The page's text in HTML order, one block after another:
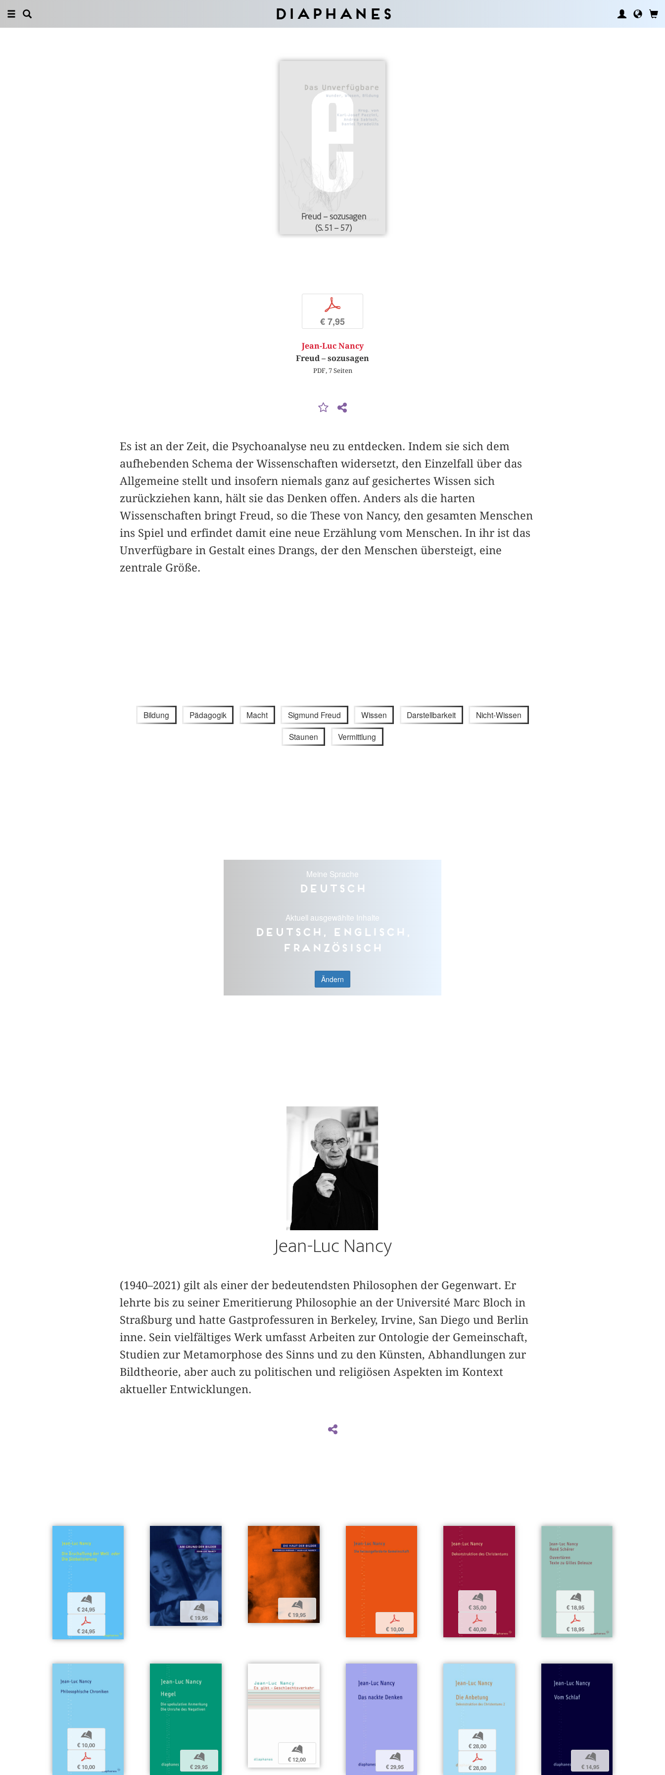
Diaphanes
Freud – sozusagen
(S. 51 – 57)
p
€ 7,95
Jean-Luc Nancy
Freud – sozusagen
PDF, 7 Seiten
Es ist an der Zeit, die Psychoanalyse neu zu entdecken. Indem sie sich dem
aufhebenden Schema der Wissenschaften widersetzt, den Einzelfall über das
Allgemeine stellt und insofern niemals ganz auf gesichertes Wissen sich
zurückziehen kann, hält sie das Denken offen. Anders als die harten
Wissenschaften bringt Freud, so die These von Nancy, den gesamten Menschen
ins Spiel und erfindet damit eine neue Erzählung vom Menschen. In ihr ist das
Unverfügbare in Gestalt eines Drangs, der den Menschen übersteigt, eine
zentrale Größe.
Bildung Pädagogik Macht Sigmund Freud Wissen Darstellbarkeit Nicht-Wissen
Staunen Vermittlung
Meine Sprache
Deutsch
Aktuell ausgewählte Inhalte
Deutsch, Englisch,
Französisch
Ändern
Jean-Luc Nancy
(1940–2021) gilt als einer der bedeutendsten Philosophen der Gegenwart. Er
lehrte bis zu seiner Emeritierung Philosophie an der Université Marc Bloch in
Straßburg und hatte Gastprofessuren in Berkeley, Irvine, San Diego und Berlin
inne. Sein vielfältiges Werk umfasst Arbeiten zur Ontologie der Gemeinschaft,
Studien zur Metamorphose des Sinns und zu den Künsten, Abhandlungen zur
Bildtheorie, aber auch zu politischen und religiösen Aspekten im Kontext
aktueller Entwicklungen.
b
€ 24,95
p
€ 24,95
b
€ 19,95
b
€ 19,95 p
€ 10,00
b
€ 35,00
p
€ 40,00
b
€ 18,95
p
€ 18,95
b
€ 10,00
p
€ 10,00
b
€ 29,95
b
€ 12,00 b
€ 29,95
b
€ 28,00
p
€ 28,00
b
€ 14,95